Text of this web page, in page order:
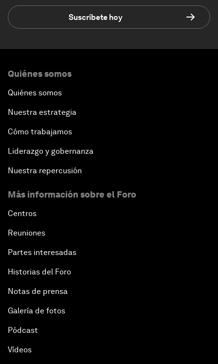
Suscríbete hoy
Quiénes somos
Quiénes somos
Nuestra estrategia
Cómo trabajamos
Liderazgo y gobernanza
Nuestra repercusión
Más información sobre el Foro
Centros
Reuniones
Partes interesadas
Historias del Foro
Notas de prensa
Galería de fotos
Pódcast
Vídeos